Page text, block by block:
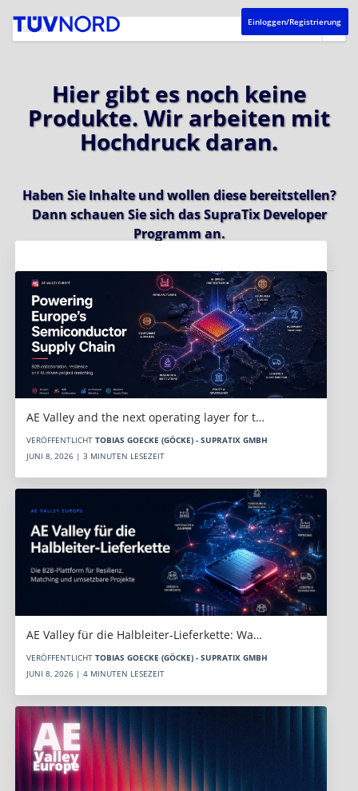
Einloggen/Registrierung
Hier gibt es noch keine
Produkte. Wir arbeiten mit
Hochdruck daran.
Haben Sie Inhalte und wollen diese bereitstellen?
Dann schauen Sie sich dasSupraTix Developer
Programman.
AE Valley and the next operating layer for t…
VERÖFFENTLICHT TOBIAS GOECKE (GÖCKE) - SUPRATIX GMBH
JUNI 8, 2026 | 3 MINUTEN LESEZEIT
AE Valley für die Halbleiter-Lieferkette: Wa…
VERÖFFENTLICHT TOBIAS GOECKE (GÖCKE) - SUPRATIX GMBH
JUNI 8, 2026 | 4 MINUTEN LESEZEIT